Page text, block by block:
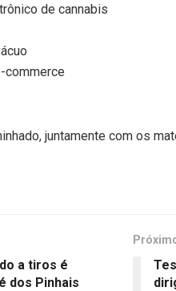
de cannabis
commerce
juntamente com os
a tiros é
dos Pinhais